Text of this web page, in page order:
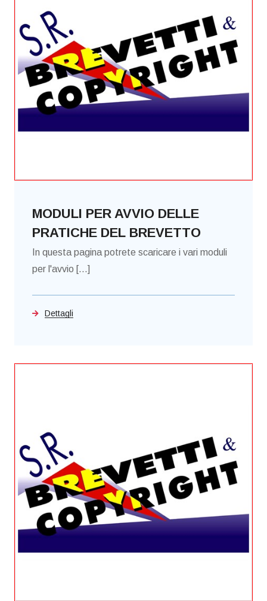
MODULI PER AVVIO DELLE
PRATICHE DEL BREVETTO
In questa pagina potrete scaricare i vari moduli
per l'avvio [...]
Dettagli